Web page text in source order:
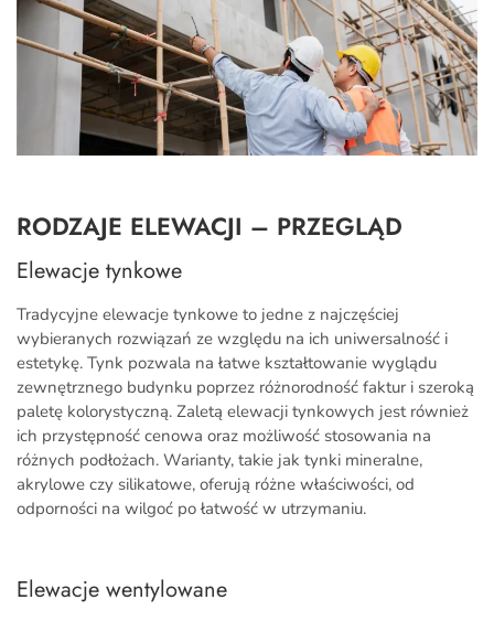
RODZAJE ELEWACJI – PRZEGLĄD
Elewacje tynkowe
Tradycyjne elewacje tynkowe to jedne z najczęściej
wybieranych rozwiązań ze względu na ich uniwersalność i
estetykę. Tynk pozwala na łatwe kształtowanie wyglądu
zewnętrznego budynku poprzez różnorodność faktur i szeroką
paletę kolorystyczną. Zaletą elewacji tynkowych jest również
ich przystępność cenowa oraz możliwość stosowania na
różnych podłożach. Warianty, takie jak tynki mineralne,
akrylowe czy silikatowe, oferują różne właściwości, od
odporności na wilgoć po łatwość w utrzymaniu.
Elewacje wentylowane